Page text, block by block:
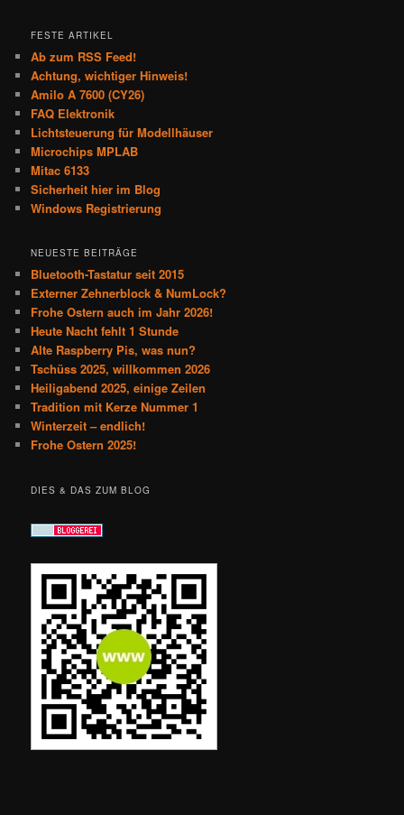
FESTE ARTIKEL
Ab zum RSS Feed!
Achtung, wichtiger Hinweis!
Amilo A 7600 (CY26)
FAQ Elektronik
Lichtsteuerung für Modellhäuser
Microchips MPLAB
Mitac 6133
Sicherheit hier im Blog
Windows Registrierung
NEUESTE BEITRÄGE
Bluetooth-Tastatur seit 2015
Externer Zehnerblock & NumLock?
Frohe Ostern auch im Jahr 2026!
Heute Nacht fehlt 1 Stunde
Alte Raspberry Pis, was nun?
Tschüss 2025, willkommen 2026
Heiligabend 2025, einige Zeilen
Tradition mit Kerze Nummer 1
Winterzeit – endlich!
Frohe Ostern 2025!
DIES & DAS ZUM BLOG